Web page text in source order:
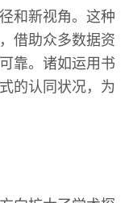
和新视角。这种
借助众多数据资
靠。诸如运用书
的认同状况，为